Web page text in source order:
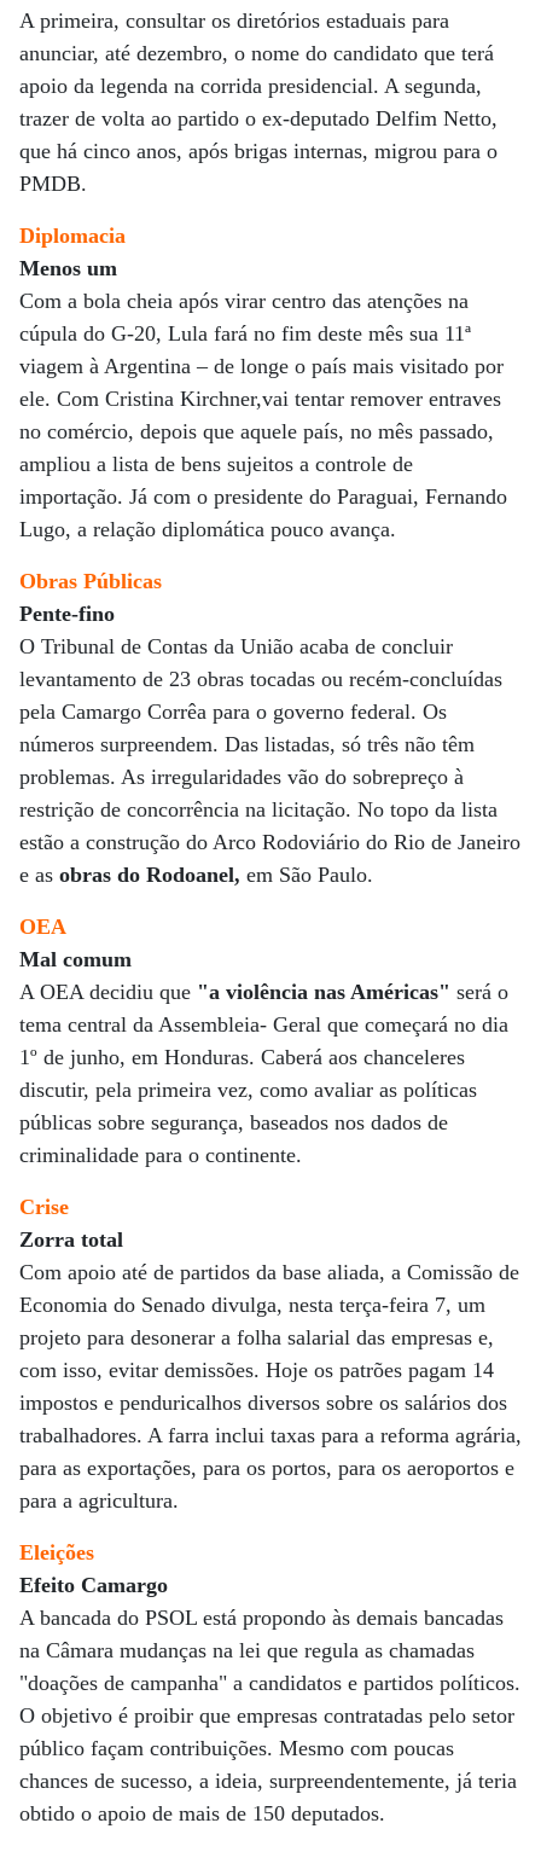
A primeira, consultar os diretórios estaduais para
anunciar, até dezembro, o nome do candidato que terá
apoio da legenda na corrida presidencial. A segunda,
trazer de volta ao partido o ex-deputado Delfim Netto,
que há cinco anos, após brigas internas, migrou para o
PMDB.
Diplomacia
Menos um
Com a bola cheia após virar centro das atenções na
cúpula do G-20, Lula fará no fim deste mês sua 11ª
viagem à Argentina – de longe o país mais visitado por
ele. Com Cristina Kirchner,vai tentar remover entraves
no comércio, depois que aquele país, no mês passado,
ampliou a lista de bens sujeitos a controle de
importação. Já com o presidente do Paraguai, Fernando
Lugo, a relação diplomática pouco avança.
Obras Públicas
Pente-fino
O Tribunal de Contas da União acaba de concluir
levantamento de 23 obras tocadas ou recém-concluídas
pela Camargo Corrêa para o governo federal. Os
números surpreendem. Das listadas, só três não têm
problemas. As irregularidades vão do sobrepreço à
restrição de concorrência na licitação. No topo da lista
estão a construção do Arco Rodoviário do Rio de Janeiro
e as obras do Rodoanel, em São Paulo.
OEA
Mal comum
A OEA decidiu que "a violência nas Américas" será o
tema central da Assembleia- Geral que começará no dia
1º de junho, em Honduras. Caberá aos chanceleres
discutir, pela primeira vez, como avaliar as políticas
públicas sobre segurança, baseados nos dados de
criminalidade para o continente.
Crise
Zorra total
Com apoio até de partidos da base aliada, a Comissão de
Economia do Senado divulga, nesta terça-feira 7, um
projeto para desonerar a folha salarial das empresas e,
com isso, evitar demissões. Hoje os patrões pagam 14
impostos e penduricalhos diversos sobre os salários dos
trabalhadores. A farra inclui taxas para a reforma agrária,
para as exportações, para os portos, para os aeroportos e
para a agricultura.
Eleições
Efeito Camargo
A bancada do PSOL está propondo às demais bancadas
na Câmara mudanças na lei que regula as chamadas
"doações de campanha" a candidatos e partidos políticos.
O objetivo é proibir que empresas contratadas pelo setor
público façam contribuições. Mesmo com poucas
chances de sucesso, a ideia, surpreendentemente, já teria
obtido o apoio de mais de 150 deputados.